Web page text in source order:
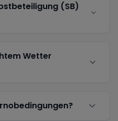
(SB)
Wetter